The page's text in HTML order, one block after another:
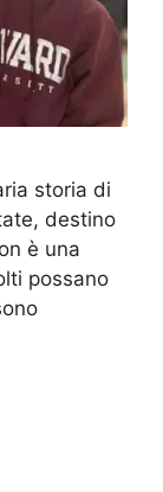
storia di
destino
è una
possano